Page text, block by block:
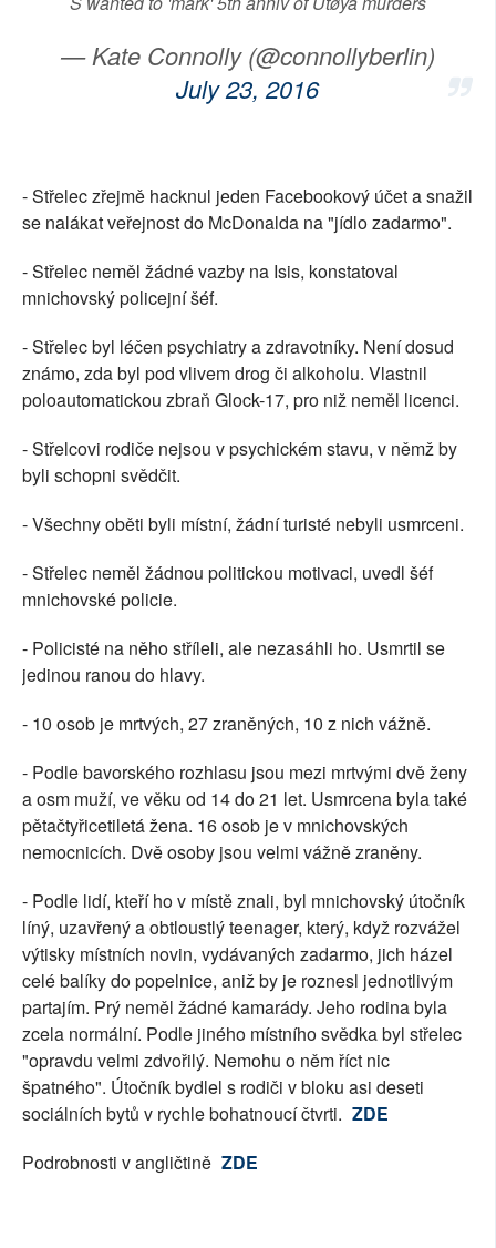
— Kate Connolly (@connollyberlin)
July 23, 2016
- Střelec zřejmě hacknul jeden Facebookový účet a snažil
se nalákat veřejnost do McDonalda na "jídlo zadarmo".
- Střelec neměl žádné vazby na Isis, konstatoval
mnichovský policejní šéf.
- Střelec byl léčen psychiatry a zdravotníky. Není dosud
známo, zda byl pod vlivem drog či alkoholu. Vlastnil
poloautomatickou zbraň Glock-17, pro niž neměl licenci.
- Střelcovi rodiče nejsou v psychickém stavu, v němž by
byli schopni svědčit.
- Všechny oběti byli místní, žádní turisté nebyli usmrceni.
- Střelec neměl žádnou politickou motivaci, uvedl šéf
mnichovské policie.
- Policisté na něho stříleli, ale nezasáhli ho. Usmrtil se
jedinou ranou do hlavy.
- 10 osob je mrtvých, 27 zraněných, 10 z nich vážně.
- Podle bavorského rozhlasu jsou mezi mrtvými dvě ženy
a osm muží, ve věku od 14 do 21 let. Usmrcena byla také
pětačtyřicetiletá žena. 16 osob je v mnichovských
nemocnicích. Dvě osoby jsou velmi vážně zraněny.
- Podle lidí, kteří ho v místě znali, byl mnichovský útočník
líný, uzavřený a obtloustlý teenager, který, když rozvážel
výtisky místních novin, vydávaných zadarmo, jich házel
celé balíky do popelnice, aniž by je roznesl jednotlivým
partajím. Prý neměl žádné kamarády. Jeho rodina byla
zcela normální. Podle jiného místního svědka byl střelec
"opravdu velmi zdvořilý. Nemohu o něm říct nic
špatného". Útočník bydlel s rodiči v bloku asi deseti
sociálních bytů v rychle bohatnoucí čtvrti. ZDE
Podrobnosti v angličtině ZDE